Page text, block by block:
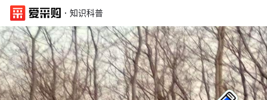
· 知识科普